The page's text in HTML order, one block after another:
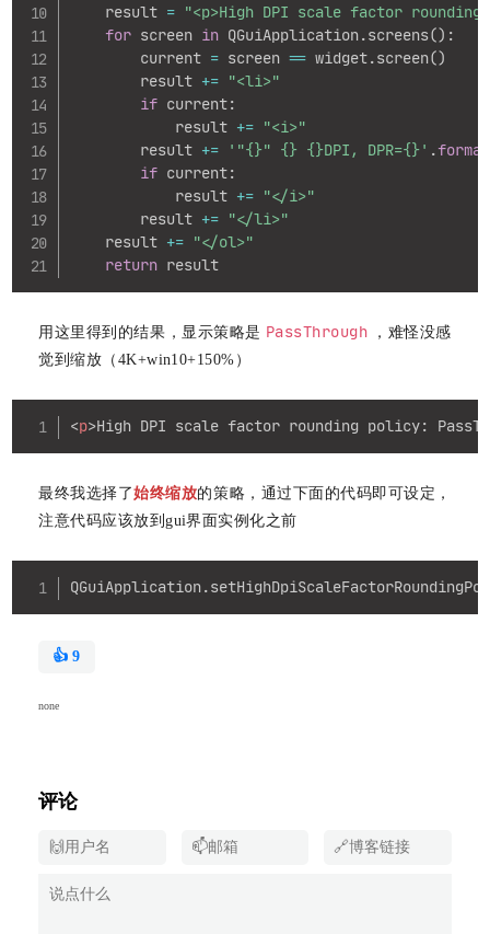
    result
= "<p>High DPI scale factor
for screen in QGuiApplication.screens() :
        current
= screen == widget.screen()
        result
+= "<li>"
if current:
            result
+= "<i>"
        result
+= '"{}" {} {}DPI, DPR={}' .format
if current:
            result
+= "</i>"
        result
+= "</li>"
    result
+= "</ol>"
return result
用这里得到的结果，显示策略是 PassThrough
，难怪没感
觉到缩放（4K+win10+150%）
<p>High DPI scale factor rounding policy:
最终我选择了始终缩放的策略，通过下面的代码即可设定，
注意代码应该放到gui界面实例化之前
QGuiApplication.
👍 9
none
评论